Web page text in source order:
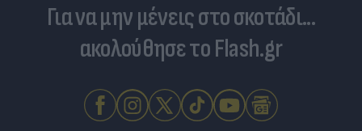
Για να μην μένεις στο σκοτάδι...
ακολούθησε το Flash.gr